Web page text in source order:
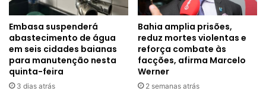
Embasa suspenderá
abastecimento de água
em seis cidades baianas
para manutenção nesta
quinta-feira
3 dias atrás
Bahia amplia prisões,
reduz mortes violentas e
reforça combate às
facções, afirma Marcelo
Werner
2 semanas atrás